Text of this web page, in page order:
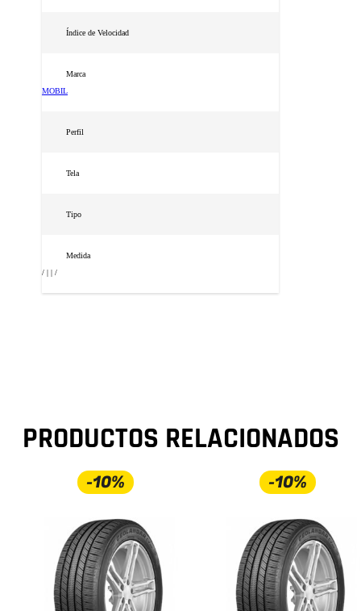
Índice de Velocidad
Marca
MOBIL
Perfil
Tela
Tipo
Medida
/ | | /
PRODUCTOS RELACIONADOS
-10% -10%